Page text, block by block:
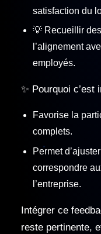
satisfaction du
💡 Recueillir
l’alignement
employés.
✨ Pourquoi c’est
Favorise la
complets.
Permet
correspondre
l’entreprise.
Intégrer ce
reste pertinente,